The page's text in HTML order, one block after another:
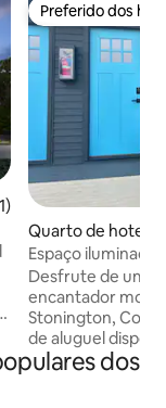
avaliação média de
Preferido dos
Preferido dos
Quarto de hotel ⋅
n
Espaço iluminado
Stonington
Desfrute de uma
encantador motel
Stonington,
de aluguel dispõe
size, varanda
dos